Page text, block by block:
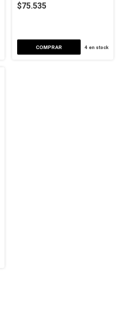
$75.535
4 en stock